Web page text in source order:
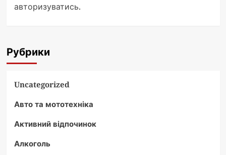
авторизуватись.
Рубрики
Uncategorized
Авто та мототехніка
Активний відпочинок
Алкоголь